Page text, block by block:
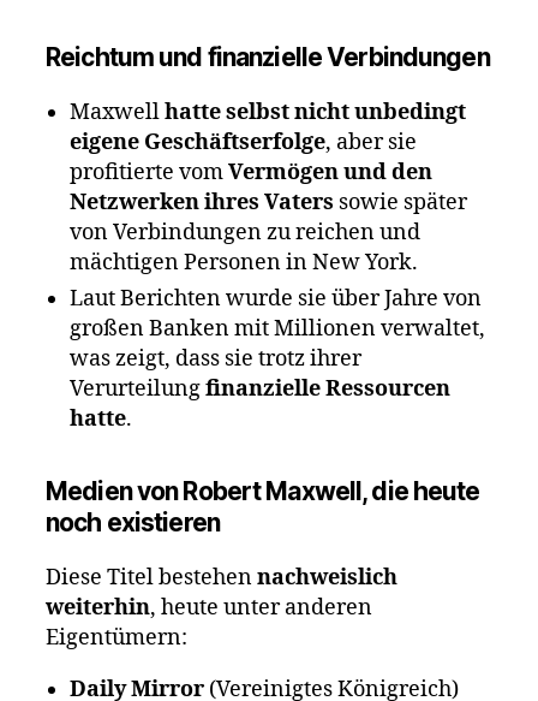
Reichtum und finanzielle Verbindungen
Maxwellhatte selbst nicht unbedingt
eigene Geschäftserfolge, aber sie
profitierte vomVermögen und den
Netzwerken ihres Vaters sowie später
von Verbindungen zu reichen und
mächtigen Personen in New York.
Laut Berichten wurde sie über Jahre von
großen Banken mit Millionen verwaltet,
was zeigt, dass sie trotz ihrer
Verurteilungfinanzielle Ressourcen
hatte.
Medien vonRobert Maxwell, die heute
noch existieren
Diese Titel bestehennachweislich
weiterhin, heute unter anderen
Eigentümern:
Daily Mirror (Vereinigtes Königreich)